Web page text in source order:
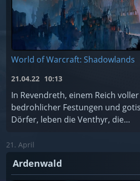
World of Warcraft: Shadowlands
21.04.22 10:13
In Revendreth, einem Reich voller
bedrohlicher Festungen und
Dörfer, leben die Venthyr, die
verdammten Seelen für ihre
21. April
Ardenwald